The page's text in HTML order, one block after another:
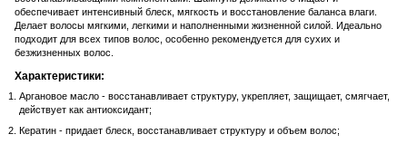
обеспечивает интенсивный блеск, мягкость и восстановление баланса влаги.
Делает волосы мягкими, легкими и наполненными жизненной силой. Идеально
подходит для всех типов волос, особенно рекомендуется для сухих и
безжизненных волос.
Характеристики:
Аргановое масло - восстанавливает структуру, укрепляет, защищает, смягчает,
действует как антиоксидант;
Кератин - придает блеск, восстанавливает структуру и объем волос;